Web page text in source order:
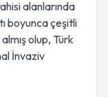
alanlarında
boyunca çeşitli
olup, Türk
İnvaziv